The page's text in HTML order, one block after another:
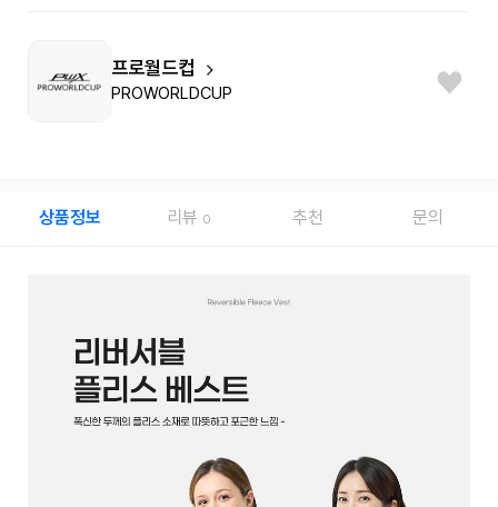
프로월드컵
PROWORLDCUP
상품정보 리뷰 0 추천 문의